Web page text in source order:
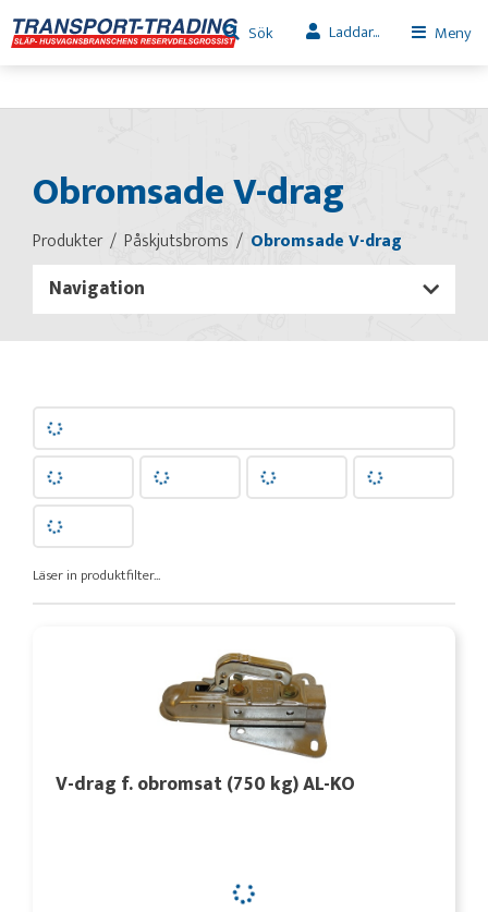
Sök Laddar... Meny
Obromsade V-drag
Produkter Påskjutsbroms Obromsade V-drag
Navigation
Läser in produktfilter...
V-drag f. obromsat (750 kg) AL-KO